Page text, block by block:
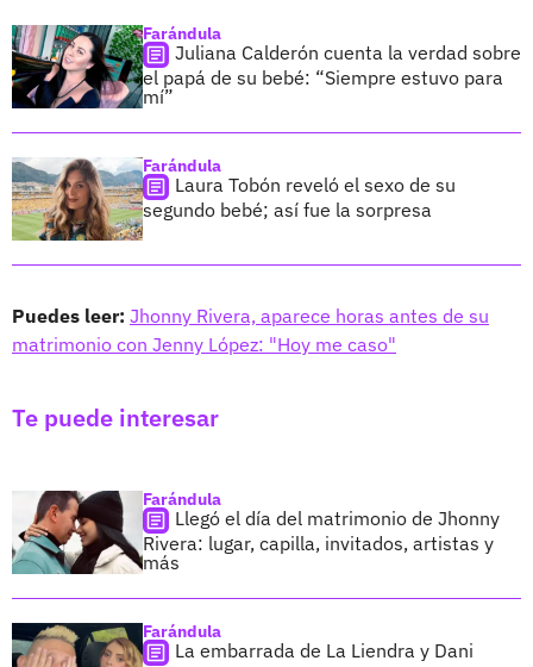
Farándula
Juliana Calderón cuenta la verdad sobre
el papá de su bebé: “Siempre estuvo para
mí”
Farándula
Laura Tobón reveló el sexo de su
segundo bebé; así fue la sorpresa
Puedes leer: Jhonny Rivera, aparece horas antes de su
matrimonio con Jenny López: "Hoy me caso"
Te puede interesar
Farándula
Llegó el día del matrimonio de Jhonny
Rivera: lugar, capilla, invitados, artistas y
más
Farándula
La embarrada de La Liendra y Dani